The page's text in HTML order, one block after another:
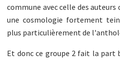
commune avec celle des
une cosmologie fortement
plus particulièrement de
Et donc ce groupe 2 fait la part